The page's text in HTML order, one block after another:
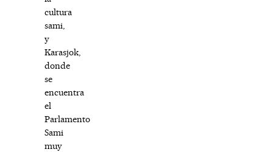
cultura
sami,
y
Karasjok,
donde
se
encuentra
el
Parlamento
Sami
muy